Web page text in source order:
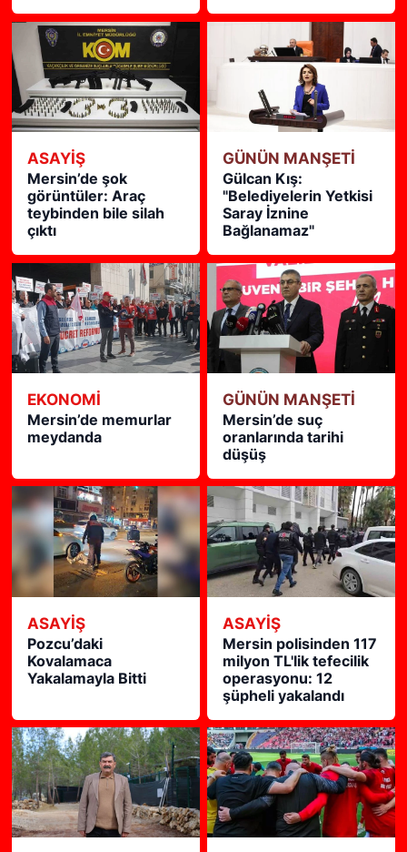
ASAYİŞ
Mersin’de şok
görüntüler: Araç
teybinden bile silah
çıktı
GÜNÜN MANŞETİ
Gülcan Kış:
"Belediyelerin Yetkisi
Saray İznine
Bağlanamaz"
EKONOMİ
Mersin’de memurlar
meydanda
GÜNÜN MANŞETİ
Mersin’de suç
oranlarında tarihi
düşüş
ASAYİŞ
Pozcu’daki
Kovalamaca
Yakalamayla Bitti
ASAYİŞ
Mersin polisinden 117
milyon TL'lik tefecilik
operasyonu: 12
şüpheli yakalandı